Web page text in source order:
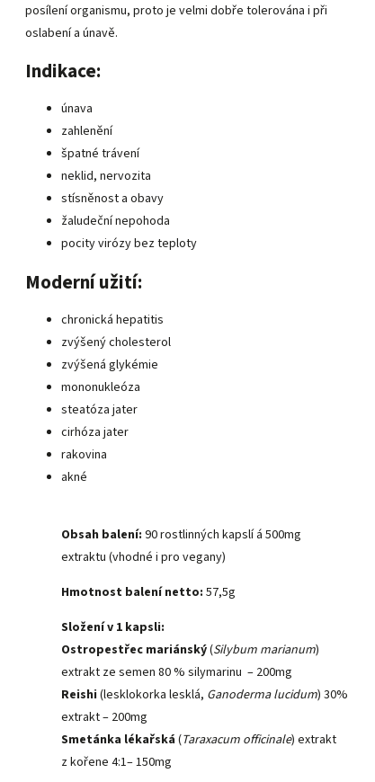
posílení organismu, proto je velmi dobře tolerována i při
oslabení a únavě.
Indikace:
únava
zahlenění
špatné trávení
neklid, nervozita
stísněnost a obavy
žaludeční nepohoda
pocity virózy bez teploty
Moderní užití:
chronická hepatitis
zvýšený cholesterol
zvýšená glykémie
mononukleóza
steatóza jater
cirhóza jater
rakovina
akné
Obsah balení: 90 rostlinných kapslí á 500mg
extraktu (vhodné i pro vegany)
Hmotnost balení netto: 57,5g
Složení v 1 kapsli:
Ostropestřec mariánský(Silybum marianum)
extrakt ze semen 80 % silymarinu – 200mg
Reishi (lesklokorka lesklá, Ganoderma lucidum) 30%
extrakt – 200mg
Smetánka lékařská (Taraxacum officinale) extrakt
z kořene 4:1– 150mg